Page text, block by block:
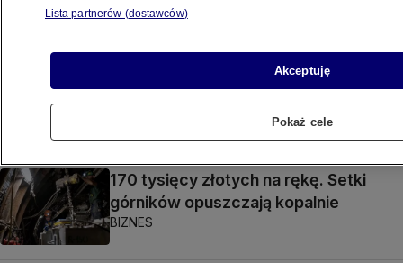
Problemy finansowe JSW. "Skoro my
zaciskamy pasa do krwi, to co
poświęca druga strona?"
170 tysięcy złotych na rękę. Setki
górników opuszczają kopalnie
BIZNES
Lista partnerów (dostawców)
Akceptuję
Pokaż cele